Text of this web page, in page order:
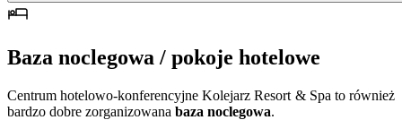
Baza noclegowa / pokoje hotelowe
Centrum hotelowo-konferencyjne Kolejarz Resort & Spa to również
bardzo dobre zorganizowana baza noclegowa.